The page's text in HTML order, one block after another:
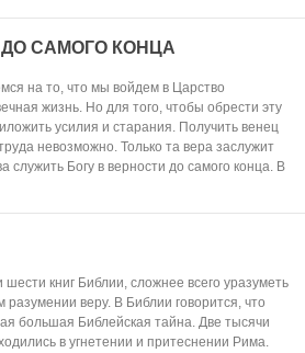
ДО САМОГО КОНЦА
на то, что мы войдем в Царство
жизнь. Но для того, чтобы обрести эту
усилия и старания. Получить венец
невозможно. Только та вера заслужит
служить Богу в верности до самого конца. В
книг Библии, сложнее всего уразуметь
разумении веру. В Библии говорится, что
большая Библейская тайна. Две тысячи
в угнетении и притеснении Рима.